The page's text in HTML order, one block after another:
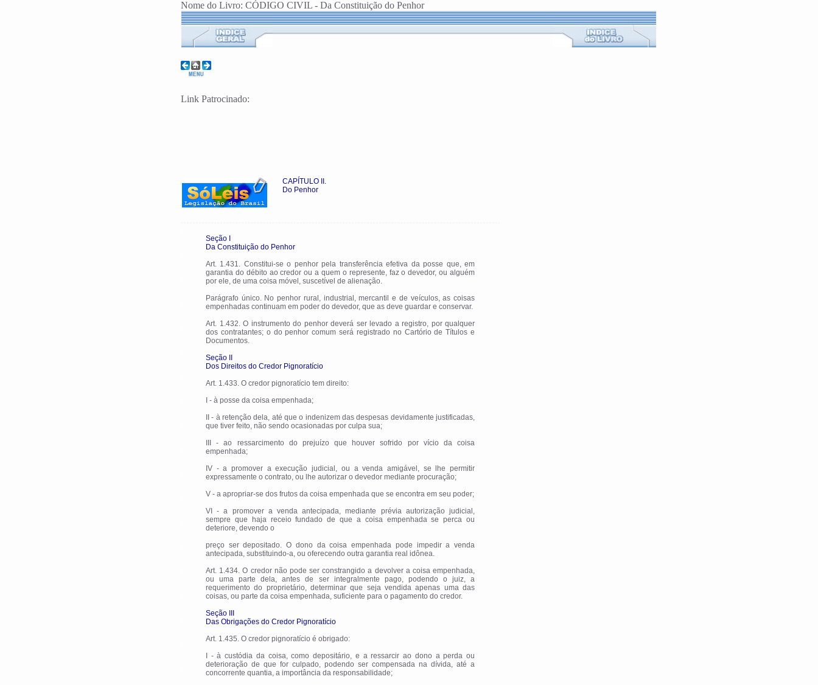
Nome do Livro: CÓDIGO CIVIL - Da Constituição do Penhor
Link Patrocinado:
CAPÍTULO II.
Do Penhor
Seção I
Da Constituição do Penhor
Art. 1.431. Constitui-se o penhor pela transferência efetiva da posse que, em
garantia do débito ao credor ou a quem o represente, faz o devedor, ou alguém
por ele, de uma coisa móvel, suscetível de alienação.
Parágrafo único. No penhor rural, industrial, mercantil e de veículos, as coisas
empenhadas continuam em poder do devedor, que as deve guardar e conservar.
Art. 1.432. O instrumento do penhor deverá ser levado a registro, por qualquer
dos contratantes; o do penhor comum será registrado no Cartório de Títulos e
Documentos.
Seção II
Dos Direitos do Credor Pignoratício
Art. 1.433. O credor pignoratício tem direito:
I - à posse da coisa empenhada;
II - à retenção dela, até que o indenizem das despesas devidamente justificadas,
que tiver feito, não sendo ocasionadas por culpa sua;
III - ao ressarcimento do prejuízo que houver sofrido por vício da coisa
empenhada;
IV - a promover a execução judicial, ou a venda amigável, se lhe permitir
expressamente o contrato, ou lhe autorizar o devedor mediante procuração;
V - a apropriar-se dos frutos da coisa empenhada que se encontra em seu poder;
VI - a promover a venda antecipada, mediante prévia autorização judicial,
sempre que haja receio fundado de que a coisa empenhada se perca ou
deteriore, devendo o
preço ser depositado. O dono da coisa empenhada pode impedir a venda
antecipada, substituindo-a, ou oferecendo outra garantia real idônea.
Art. 1.434. O credor não pode ser constrangido a devolver a coisa empenhada,
ou uma parte dela, antes de ser integralmente pago, podendo o juiz, a
requerimento do proprietário, determinar que seja vendida apenas uma das
coisas, ou parte da coisa empenhada, suficiente para o pagamento do credor.
Seção III
Das Obrigações do Credor Pignoratício
Art. 1.435. O credor pignoratício é obrigado:
I - à custódia da coisa, como depositário, e a ressarcir ao dono a perda ou
deterioração de que for culpado, podendo ser compensada na dívida, até a
concorrente quantia, a importância da responsabilidade;